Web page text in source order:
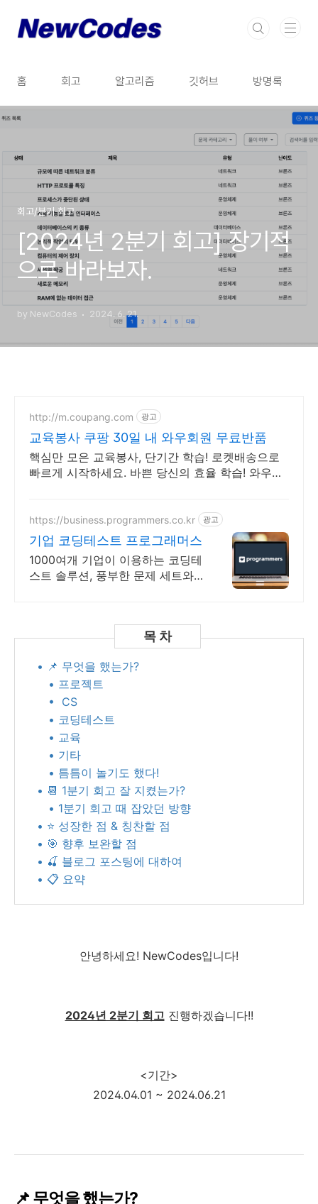
홈 회고 알고리즘 깃허브 방명록
회고/분기 회고
[2024년 2분기 회고] 장기적
으로 바라보자.
by NewCodes 2024. 6. 21.
http://m.coupang.com 광고
교육봉사 쿠팡 30일 내 와우회원 무료반품
핵심만 모은 교육봉사, 단기간 학습! 로켓배송으로
빠르게 시작하세요. 바쁜 당신의 효율 학습! 와우회
https://business.programmers.co.kr 광고
기업 코딩테스트 프로그래머스
1000여개 기업이 이용하는 코딩테
스트 솔루션, 풍부한 문제 세트와
• 📌 무엇을 했는가?
• 프로젝트
• CS
• 코딩테스트
• 교육
• 기타
• 틈틈이 놀기도 했다!
• 📆 1분기 회고 잘 지켰는가?
• 1분기 회고 때 잡았던 방향
• ⭐️ 성장한 점 & 칭찬할 점
• 🎯 향후 보완할 점
• 🍒 블로그 포스팅에 대하여
• 📋 요약
안녕하세요! NewCodes입니다!
2024년 2분기 회고진행하겠습니다!!
<기간>
2024.04.01 ~ 2024.06.21
📌 무엇을 했는가?